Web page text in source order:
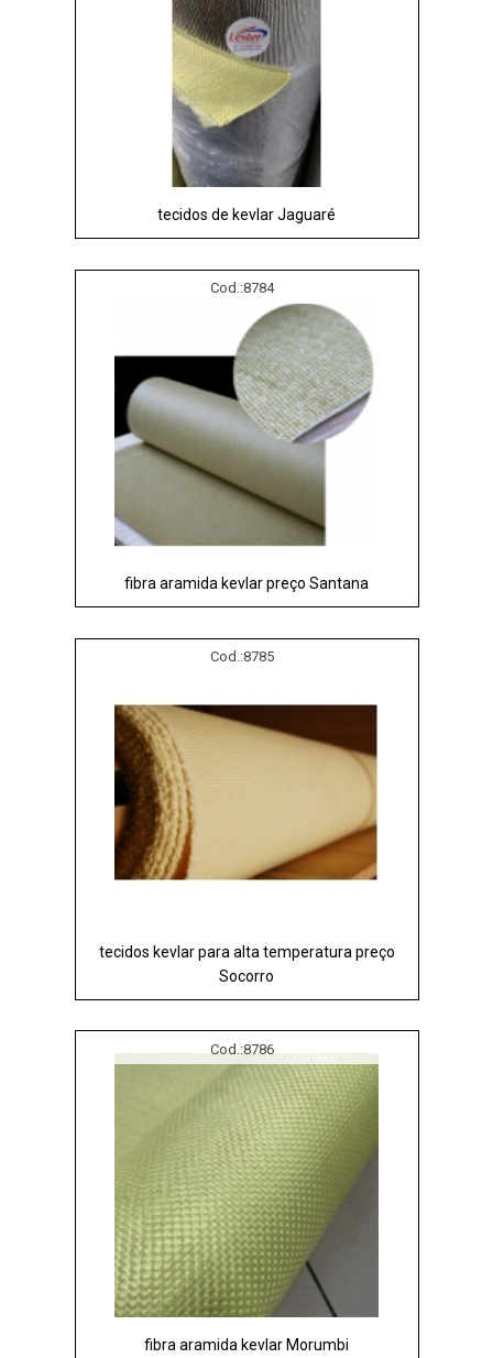
tecidos de kevlar Jaguaré
Cod.:8784
fibra aramida kevlar preço Santana
Cod.:8785
tecidos kevlar para alta temperatura preço
Socorro
Cod.:8786
fibra aramida kevlar Morumbi